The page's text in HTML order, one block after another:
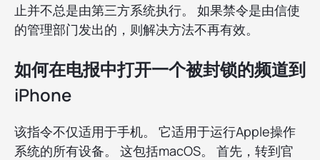
止并不总是由第三方系统执行。 如果禁令是由信使
的管理部门发出的，则解决方法不再有效。
如何在电报中打开一个被封锁的频道到
iPhone
该指令不仅适用于手机。 它适用于运行Apple操作
系统的所有设备。 这包括macOS。 首先，转到官